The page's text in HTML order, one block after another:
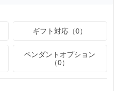
ギフト対応（0）
ペンダントオプション
（0）